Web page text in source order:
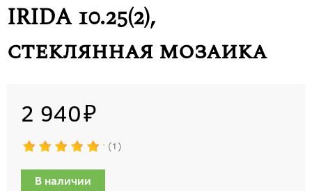
IRIDA 10.25(2),
стеклянная мозаика
2 940
1
В наличии